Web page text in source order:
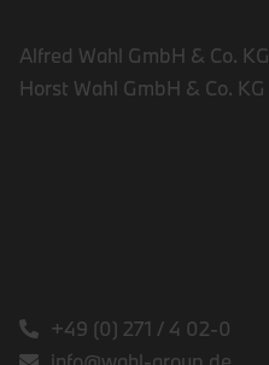
Alfred Wahl GmbH & Co. KG
Horst Wahl GmbH & Co. KG
+49 (0) 271 / 4 02-0